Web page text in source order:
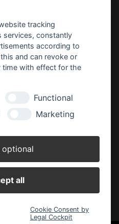
ändern
Str. 135
96 35 50
09.00 - 18.00 Uhr
- 16.00 Uhr
tracking
services, constantly
according to
and can revoke or
time with effect for the
Functional
Marketing
optional
all
Cookie Consent by
Legal Cockpit